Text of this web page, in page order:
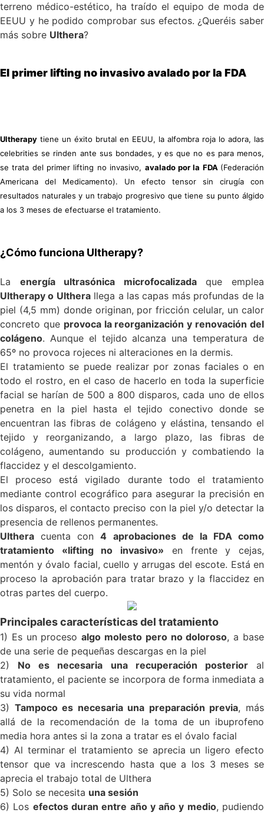
terreno médico-estético, ha traído el equipo de moda de
EEUU y he podido comprobar sus efectos. ¿Queréis saber
más sobre Ulthera?
El primer lifting no invasivo avalado por la FDA
Ultherapy tiene un éxito brutal en EEUU, la alfombra roja lo adora, las
celebrities se rinden ante sus bondades, y es que no es para menos,
se trata del primer lifting no invasivo, avalado por la FDA (Federación
Americana del Medicamento). Un efecto tensor sin cirugía con
resultados naturales y un trabajo progresivo que tiene su punto álgido
a los 3 meses de efectuarse el tratamiento.
¿Cómo funciona Ultherapy?
La energía ultrasónica microfocalizadaque emplea
Ultherapy o Ultherallega a las capas más profundas de la
piel (4,5 mm) donde originan, por fricción celular, un calor
concreto que provoca la reorganización y renovación del
colágeno. Aunque el tejido alcanza una temperatura de
65º no provoca rojeces ni alteraciones en la dermis.
El tratamiento se puede realizar por zonas faciales o en
todo el rostro, en el caso de hacerlo en toda la superficie
facial se harían de 500 a 800 disparos, cada uno de ellos
penetra en la piel hasta el tejido conectivo donde se
encuentran las fibras de colágeno y elástina, tensando el
tejido y reorganizando, a largo plazo, las fibras de
colágeno, aumentando su producción y combatiendo la
flaccidez y el descolgamiento.
El proceso está vigilado durante todo el tratamiento
mediante control ecográfico para asegurar la precisión en
los disparos, el contacto preciso con la piel y/o detectar la
presencia de rellenos permanentes.
Ulthera cuenta con4 aprobaciones de la FDA como
tratamiento «lifting no invasivo» en frente y cejas,
mentón y óvalo facial, cuello y arrugas del escote. Está en
proceso la aprobación para tratar brazo y la flaccidez en
otras partes del cuerpo.
Principales características del tratamiento
1) Es un procesoalgo molesto pero no doloroso, a base
de una serie de pequeñas descargas en la piel
2) No es necesaria una recuperación posterioral
tratamiento, el paciente se incorpora de forma inmediata a
su vida normal
3) Tampoco es necesaria una preparación previa, más
allá de la recomendación de la toma de un ibuprofeno
media hora antes si la zona a tratar es el óvalo facial
4) Al terminar el tratamiento se aprecia un ligero efecto
tensor que va increscendo hasta que a los 3 meses se
aprecia el trabajo total de Ulthera
5) Solo se necesita una sesión
6) Los efectos duran entre año y año y medio, pudiendo